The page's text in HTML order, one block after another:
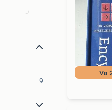
9
Va